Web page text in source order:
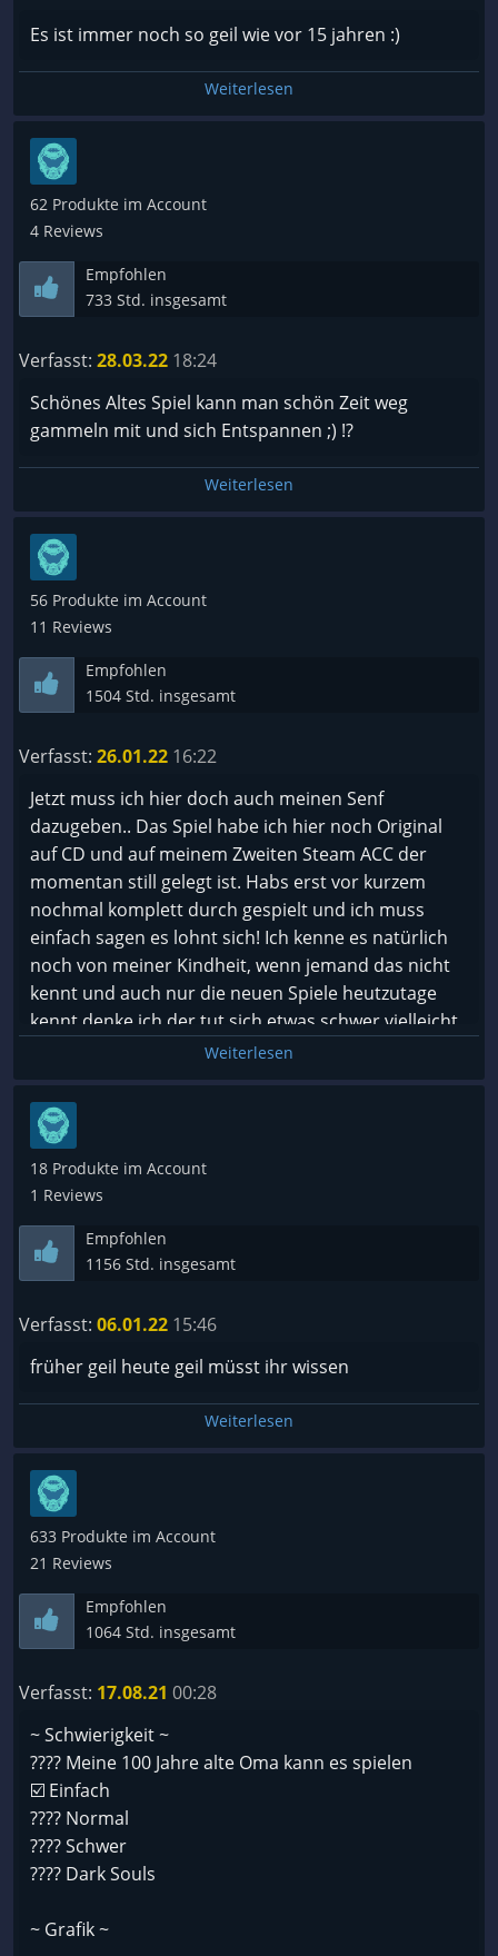
Es ist immer noch so geil wie vor 15 jahren :)
Weiterlesen
62 Produkte im Account
4 Reviews
Empfohlen
733 Std. insgesamt
Verfasst: 28.03.22 18:24
Schönes Altes Spiel kann man schön Zeit weg
gammeln mit und sich Entspannen ;) !?
Weiterlesen
56 Produkte im Account
11 Reviews
Empfohlen
1504 Std. insgesamt
Verfasst: 26.01.22 16:22
Jetzt muss ich hier doch auch meinen Senf
dazugeben.. Das Spiel habe ich hier noch Original
auf CD und auf meinem Zweiten Steam ACC der
momentan still gelegt ist. Habs erst vor kurzem
nochmal komplett durch gespielt und ich muss
einfach sagen es lohnt sich! Ich kenne es natürlich
noch von meiner Kindheit, wenn jemand das nicht
kennt und auch nur die neuen Spiele heutzutage
kennt denke ich der tut sich etwas schwer vielleicht,
kann ich schlecht sagen. Zwar wie viele hier auch
geschrieben haben ist das Spiel von der Technik
und Grafik etwas veraltet aber es ist 100% Ein
Klassiker der auch heutzutage immer noch mega
viel Spaß macht! Und zudem ganz ehrlich für den
Preis ist es sowieso kein Beinbruch
Weiterlesen
18 Produkte im Account
1 Reviews
Empfohlen
1156 Std. insgesamt
Verfasst: 06.01.22 15:46
früher geil heute geil müsst ihr wissen
Weiterlesen
633 Produkte im Account
21 Reviews
Empfohlen
1064 Std. insgesamt
Verfasst: 17.08.21 00:28
~ Schwierigkeit ~
???? Meine 100 Jahre alte Oma kann es spielen
☑️ Einfach
???? Normal
???? Schwer
???? Dark Souls
~ Grafik ~